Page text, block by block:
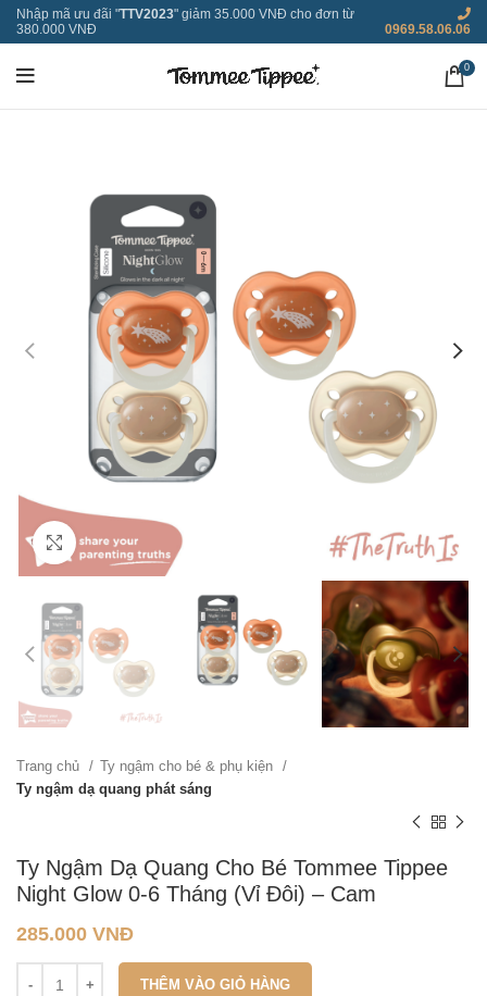
Nhập mã ưu đãi "TTV2023" giảm 35.000 VNĐ cho đơn từ
380.000 VNĐ
0969.58.06.06
0
Click to enlarge
Trang chủ
Ty ngậm cho bé & phụ kiện
Ty ngậm dạ quang phát sáng
Ty Ngậm Dạ Quang Cho Bé Tommee Tippee
Night Glow 0-6 Tháng (Vỉ Đôi) – Cam
285.000 VNĐ
THÊM VÀO GIỎ HÀNG